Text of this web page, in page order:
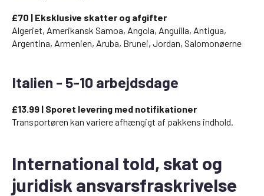
£70 | Eksklusive skatter og afgifter
Algeriet, Amerikansk Samoa, Angola, Anguilla, Antigua,
Argentina, Armenien, Aruba, Brunei, Jordan, Salomonøerne
Italien - 5-10 arbejdsdage
£13.99 | Sporet levering med notifikationer
Transportøren kan variere afhængigt af pakkens indhold.
International told, skat og
juridisk ansvarsfraskrivelse